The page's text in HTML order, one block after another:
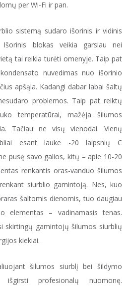
per Wi-Fi ir pan.
sistemą sudaro išorinis ir vidinis
blokas veikia garsiau nei
tai reikia turėti omenyje. Taip pat
nuvedimas nuo išorinio
apšąla. Kadangi dabar labai šaltų
problemos. Taip pat reiktų
temperatūrai, mažėja šilumos
Tačiau ne visų vienodai. Vienų
esant lauke -20 laipsnių C
pusę savo galios, kitų – apie 10-20
renkantis oras-vanduo šilumos
siurblio gamintoją. Nes, kuo
šaltomis dienomis, tuo daugiau
elementas – vadinamasis tenas.
skirtingų gamintojų šilumos siurblių
kiekiai.
šilumos siurblį bei šildymo
profesionalų nuomonę.